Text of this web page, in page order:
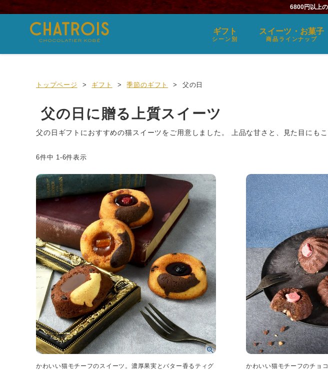
6800円以上
ギフト
シーン別
スイーツ・お菓子
商品ラインナップ
トップページ ギフト 季節のギフト 父の日
父の日に贈る上質スイーツ
父の日ギフトにおすすめの猫スイーツをご用意しました。 上品な甘さと、見た目にも
6件中 1 -6件表示
かわいい猫モチーフのスイーツ。濃厚果実とバター香るティグ
かわいい猫モチーフのチョ